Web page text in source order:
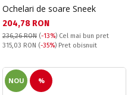
Ochelari de soare Sneek
Текуща цена:
204,78 RON
236,26 RON (-13%) Cel mai bun pret
Pret obisnuit:
315,03 RON (-35%) Pret obisnuit
NOU %